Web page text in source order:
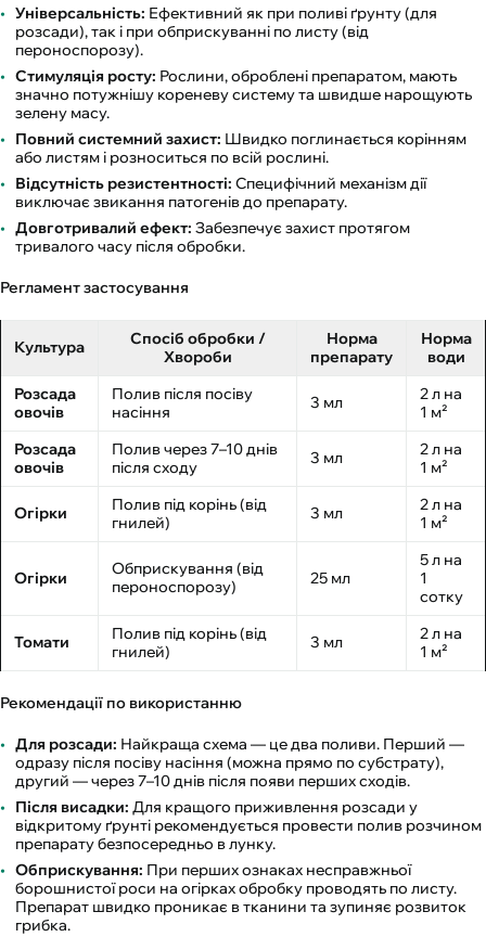
Універсальність: Ефективний як при поливі ґрунту (для
розсади), так і при обприскуванні по листу (від
пероноспорозу).
Стимуляція росту: Рослини, оброблені препаратом, мають
значно потужнішу кореневу систему та швидше нарощують
зелену масу.
Повний системний захист: Швидко поглинається корінням
або листям і розноситься по всій рослині.
Відсутність резистентності: Специфічний механізм дії
виключає звикання патогенів до препарату.
Довготривалий ефект: Забезпечує захист протягом
тривалого часу після обробки.
Регламент застосування
Культура
Спосіб обробки /
Хвороби
Норма
препарату
Норма
води
Розсада
овочів
Полив після посіву
насіння
3 мл
2 л на
1 м²
Розсада
овочів
Полив через 7–10 днів
після сходу
3 мл
2 л на
1 м²
Огірки
Полив під корінь (від
гнилей)
3 мл
2 л на
1 м²
Огірки
Обприскування (від
пероноспорозу)
25 мл
5 л на
1
сотку
Томати
Полив під корінь (від
гнилей)
3 мл
2 л на
1 м²
Рекомендації по використанню
Для розсади: Найкраща схема — це два поливи. Перший —
одразу після посіву насіння (можна прямо по субстрату),
другий — через 7–10 днів після появи перших сходів.
Після висадки: Для кращого приживлення розсади у
відкритому ґрунті рекомендується провести полив розчином
препарату безпосередньо в лунку.
Обприскування: При перших ознаках несправжньої
борошнистої роси на огірках обробку проводять по листу.
Препарат швидко проникає в тканини та зупиняє розвиток
грибка.